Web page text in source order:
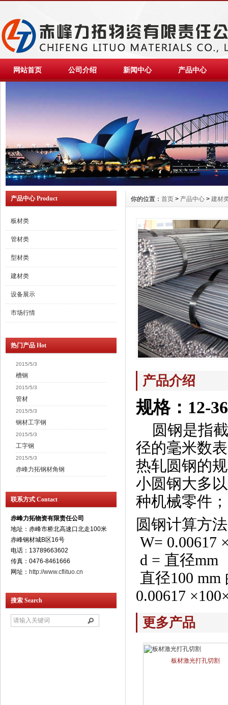
网站首页 公司介绍 新闻中心 产品中心
产品中心 Product
板材类
管材类
型材类
建材类
设备展示
市场行情
热门产品 Hot
2015/5/3
槽钢
2015/5/3
管材
2015/5/3
钢材工字钢
2015/5/3
工字钢
2015/5/3
赤峰力拓钢材角钢
联系方式 Contact
赤峰力拓物资有限责任公司
地址：赤峰市桥北高速口北走100米
赤峰钢材城B区16号
电话：13789663602
传真：0476-8461666
网址： http://www.cflituo.cn
搜索 Search
你的位置： 首页 > 产品中心 > 建材
产品介绍
规格：12-
圆钢是指截
径的毫米数
热轧圆钢的
小圆钢大多
种机械零件
圆钢计算方
W= 0.00617
d = 直径mm
直径100
0.00617
更多产品
板材激光打孔切割